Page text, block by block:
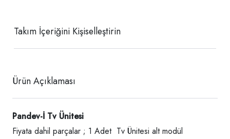
Takım İçeriğini Kişiselleştirin
Ürün Açıklaması
Pandev-İ Tv Ünitesi
Fiyata dahil parçalar ; 1 Adet Tv Ünitesi alt modül